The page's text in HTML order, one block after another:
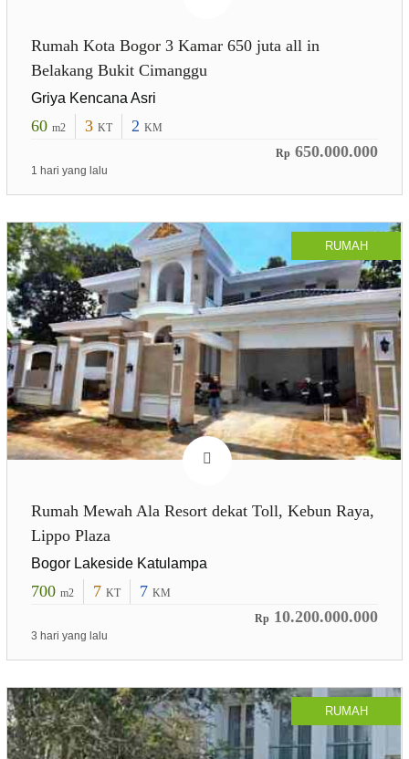
Rumah Kota Bogor 3 Kamar 650 juta all in
Belakang Bukit Cimanggu
Griya Kencana Asri
60 m2 3 KT 2 KM
Rp 650.000.000
1 hari yang lalu
RUMAH
Rumah Mewah Ala Resort dekat Toll, Kebun Raya,
Lippo Plaza
Bogor Lakeside Katulampa
700 m2 7 KT 7 KM
Rp 10.200.000.000
3 hari yang lalu
RUMAH